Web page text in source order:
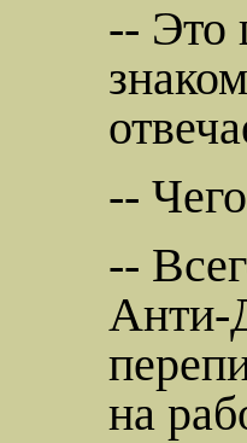
-- Это
--
--
Анти-
на